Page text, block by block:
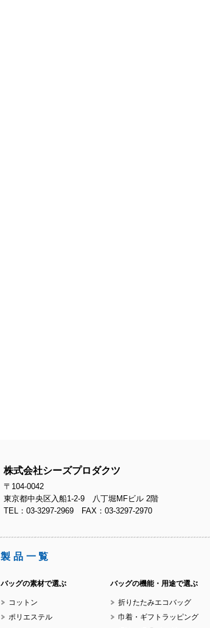
株式会社シーズプロダクツ
〒104-0042
東京都中央区入船1-2-9 八丁堀MFビル 2階
TEL：03-3297-2969 FAX：03-3297-2970
製品一覧
バッグの素材で選ぶ
コットン
ポリエステル
バッグの機能・用途で選ぶ
折りたたみエコバッグ
巾着・ギフトラッピング